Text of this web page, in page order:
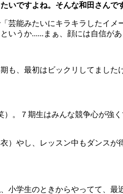
ですよね。そんな和田さんで
能みたいにキラキラしたイ
いうか......まぁ、顔には自信があ
、最初はビックリしてました
。７期生はみんな競争心が強
）やし、レッスン中もダンス
学生のときからやってて、